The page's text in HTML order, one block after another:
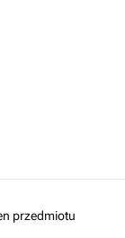
przedmiotu